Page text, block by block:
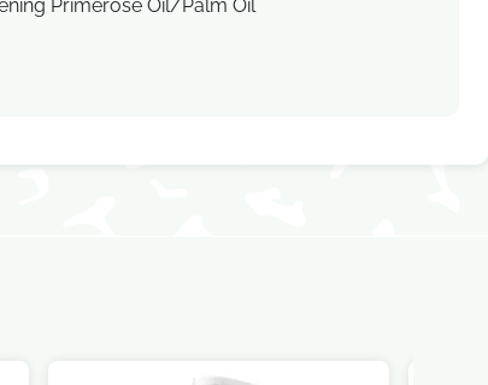
Primerose Oil/Palm Oil